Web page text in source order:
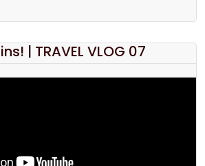
| TRAVEL VLOG 07